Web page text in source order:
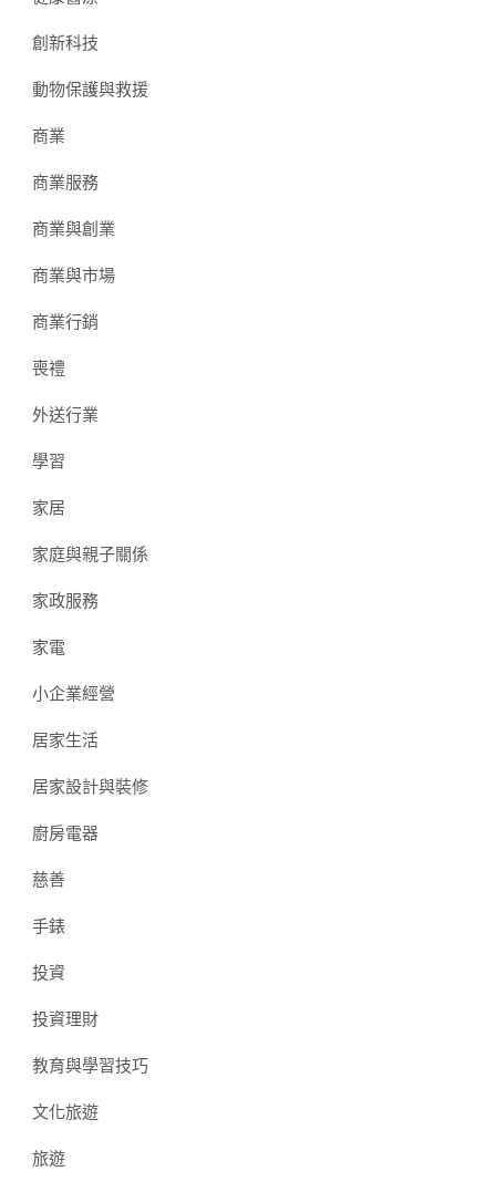
創新科技
動物保護與救援
商業
商業服務
商業與創業
商業與市場
商業行銷
喪禮
外送行業
學習
家居
家庭與親子關係
家政服務
家電
小企業經營
居家生活
居家設計與裝修
廚房電器
慈善
手錶
投資
投資理財
教育與學習技巧
文化旅遊
旅遊